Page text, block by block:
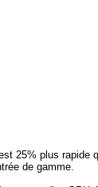
25% plus rapide
de gamme.